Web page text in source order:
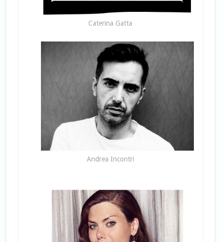
Caterina Gatta
Andrea Incontri